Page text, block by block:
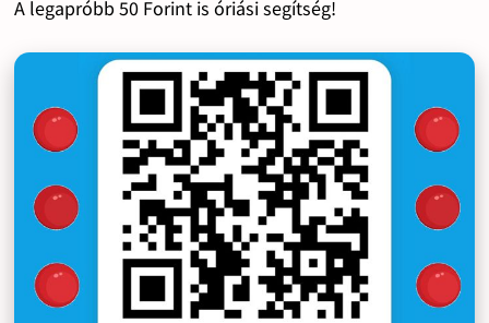
A legapróbb 50 Forint is óriási segítség!